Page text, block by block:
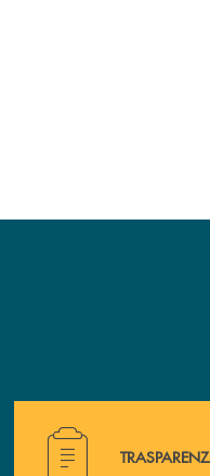
Hai bisogno di